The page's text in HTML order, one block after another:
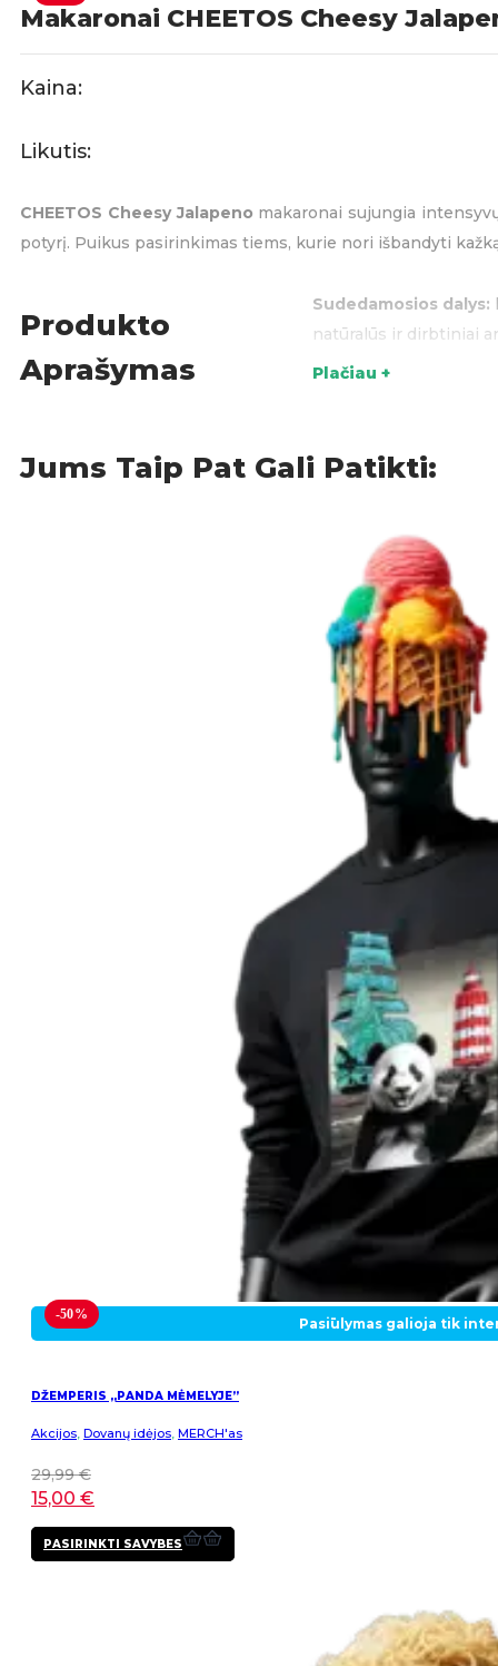
Makaronai CHEETOS Cheesy
Kaina:
Likutis:
CHEETOS Cheesy Jalapeno makaronai sujungia
potyrį. Puikus pasirinkimas tiems, kurie nori išbandyti
Produkto
Aprašymas
Sudedamosios dalys:
natūralūs ir dirbtiniai
KATEGORIJOS:
Plačiau +
Jums Taip Pat Gali Patikti:
-50%
Pasiūlymas galioja tik
DŽEMPERIS „PANDA MĖMELYJE”
Akcijos, Dovanų idėjos, MERCH'as
29,99€
15,00 €
PASIRINKTI SAVYBES
This
product